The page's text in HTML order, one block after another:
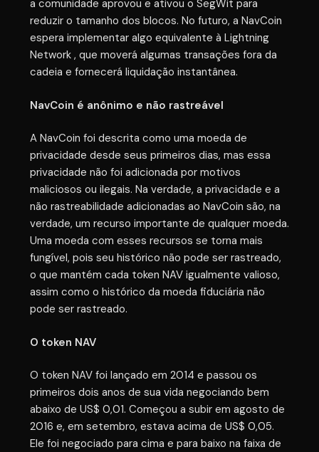
a comunidade aprovou e ativou o SegWit para
reduzir o tamanho dos blocos. No futuro, a NavCoin
espera implementar algo equivalente à Lightning
Network , que moverá algumas transações fora da
cadeia e fornecerá liquidação instantânea.
NavCoin é anônimo e não rastreável
A NavCoin foi descrita como uma moeda de
privacidade desde seus primeiros dias, mas essa
privacidade não foi adicionada por motivos
maliciosos ou ilegais. Na verdade, a privacidade e a
não rastreabilidade adicionadas ao NavCoin são, na
verdade, um recurso importante de qualquer moeda.
Uma moeda com esses recursos se torna mais
fungível, pois seu histórico não pode ser rastreado,
o que mantém cada token NAV igualmente valioso,
assim como o histórico da moeda fiduciária não
pode ser rastreado.
O token NAV
O token NAV foi lançado em 2014 e passou os
primeiros dois anos de sua vida negociando bem
abaixo de US$ 0,01. Começou a subir em agosto de
2016 e, em setembro, estava acima de US$ 0,05.
Ele foi negociado para cima e para baixo na faixa de